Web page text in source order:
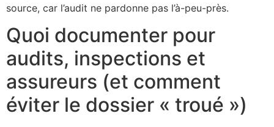
source, car l’audit ne pardonne pas l’à-peu-près.
Quoi documenter pour
audits, inspections et
assureurs (et comment
éviter le dossier « troué »)